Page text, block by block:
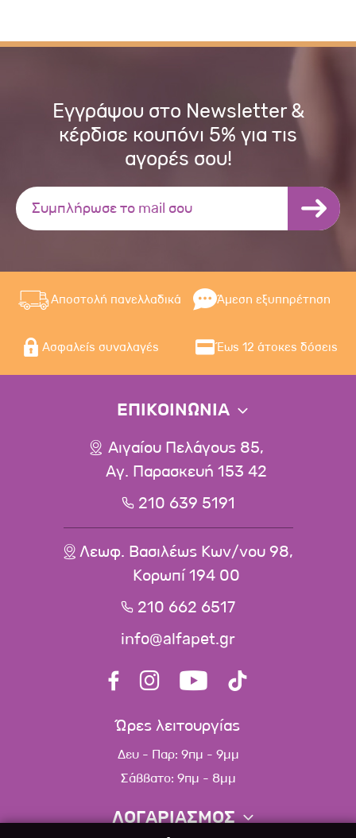
Εγγράψου στο Newsletter &
κέρδισε κουπόνι 5% για τις
αγορές σου!
Αποστολή πανελλαδικά Άμεση εξυπηρέτηση
Ασφαλείς συναλαγές Έως 12 άτοκες δόσεις
ΕΠΙΚΟΙΝΩΝΙΑ
Αιγαίου Πελάγους 85,
Αγ. Παρασκευή 153 42
210 639 5191
Λεωφ. Βασιλέως Κων/νου 98,
Κορωπί 194 00
210 662 6517
info@alfapet.gr
Ώρες λειτουργίας
Δευ - Παρ: 9πμ - 9μμ
Σάββατο: 9πμ - 8μμ
ΛΟΓΑΡΙΑΣΜΟΣ